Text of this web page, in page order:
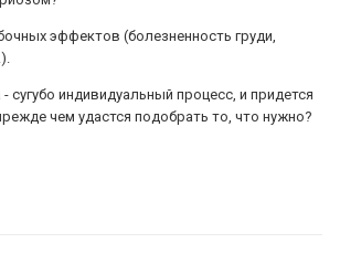
эффектов (болезненность груди,
сугубо индивидуальный процесс, и придется
чем удастся подобрать то, что нужно?